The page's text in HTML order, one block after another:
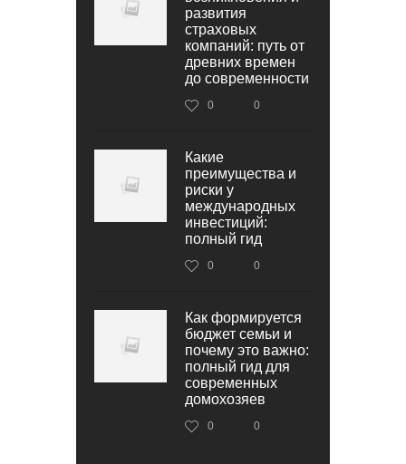
развития
страховых
компаний: путь от
древних времен
до современности
0 0
Какие
преимущества и
риски у
международных
инвестиций:
полный гид
0 0
Как формируется
бюджет семьи и
почему это важно:
полный гид для
современных
домохозяев
0 0